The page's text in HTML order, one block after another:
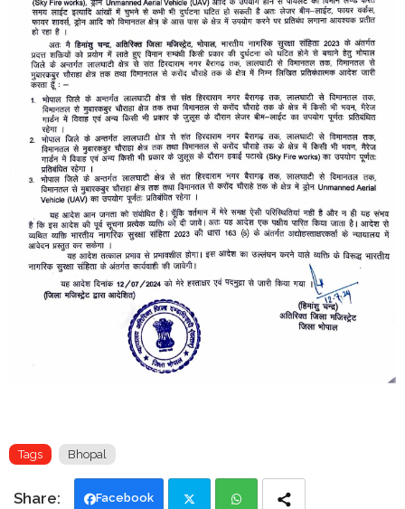
Tags Bhopal
Facebook